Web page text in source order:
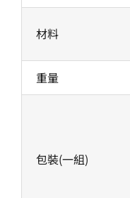
材料
重量
包裝(一組)